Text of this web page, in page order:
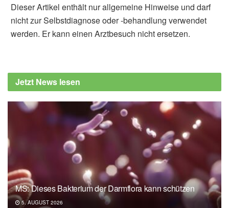
Dieser Artikel enthält nur allgemeine Hinweise und darf
nicht zur Selbstdiagnose oder -behandlung verwendet
werden. Er kann einen Arztbesuch nicht ersetzen.
Jetzt News lesen
MS: Dieses Bakterium der Darmflora kann schützen
5. AUGUST 2026